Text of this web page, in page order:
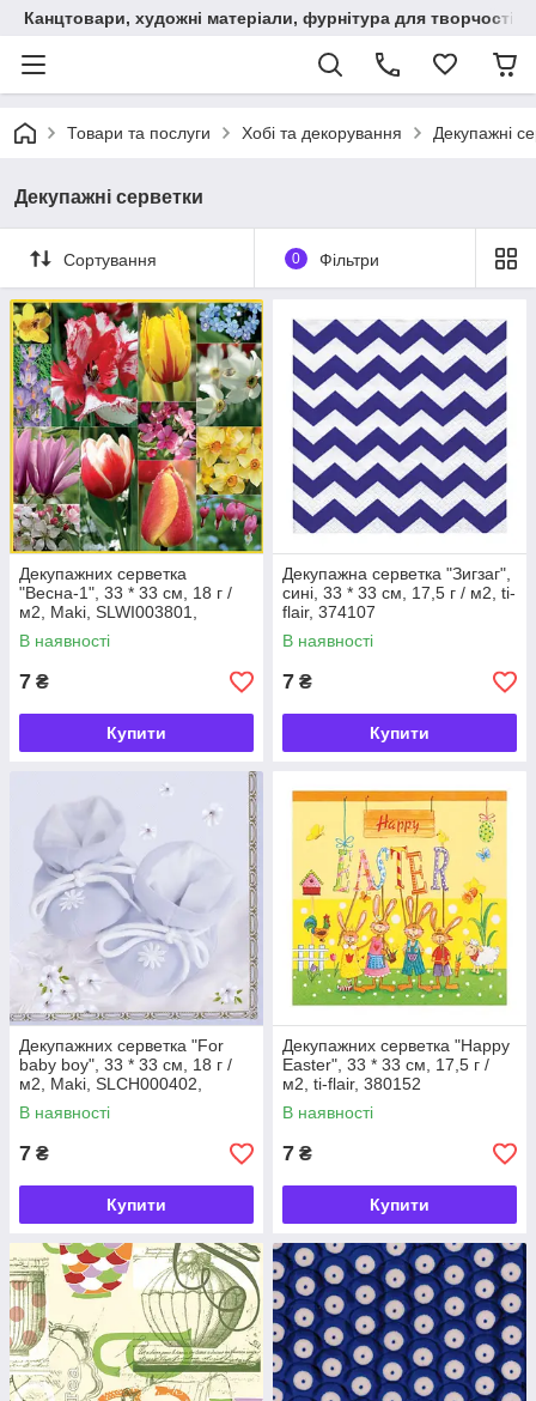
Канцтовари, художні матеріали, фурнітура для творчості
Товари та послуги Хобі та декорування Декупажні
Декупажні серветки
Сортування 0 Фільтри
Декупажних серветка
"Весна-1", 33 * 33 см, 18 г /
м2, Maki, SLWI003801,
003801
В наявності
7 ₴
Купити
Декупажна серветка "Зигзаг",
сині, 33 * 33 см, 17,5 г / м2, ti-
flair, 374107
В наявності
7 ₴
Купити
Декупажних серветка "For
baby boy", 33 * 33 см, 18 г /
м2, Maki, SLCH000402,
531815
В наявності
7 ₴
Купити
Декупажних серветка "Happy
Easter", 33 * 33 см, 17,5 г /
м2, ti-flair, 380152
В наявності
7 ₴
Купити